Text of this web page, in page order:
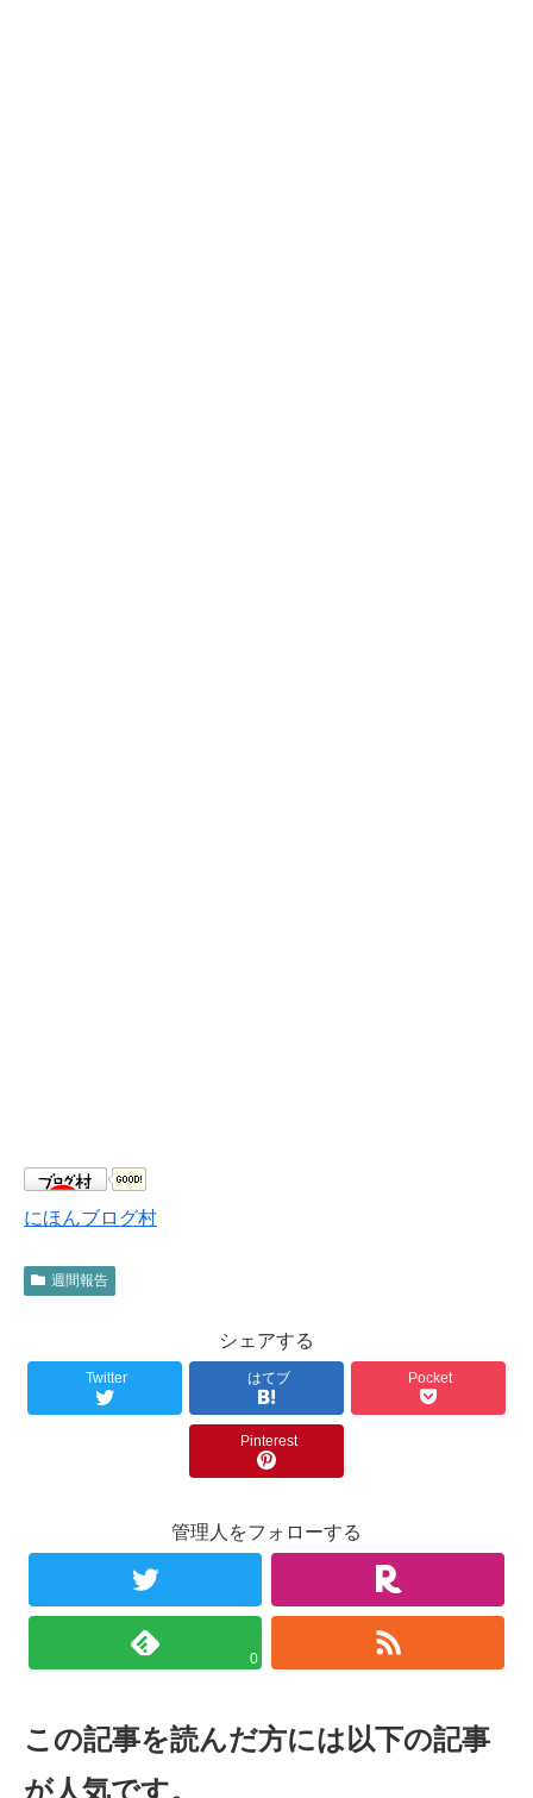
にほんブログ村
週間報告
シェアする
Twitter はてブ Pocket
Pinterest
管理人をフォローする
0
この記事を読んだ方には以下の記事
が人気です。